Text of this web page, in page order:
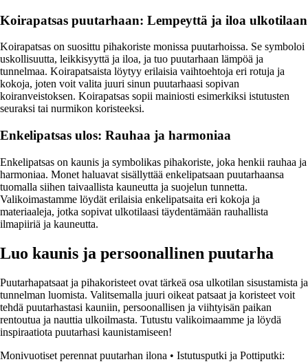
Koirapatsas puutarhaan: Lempeyttä ja iloa ulkotilaan
Koirapatsas on suosittu pihakoriste monissa puutarhoissa. Se symboloi
uskollisuutta, leikkisyyttä ja iloa, ja tuo puutarhaan lämpöä ja
tunnelmaa. Koirapatsaista löytyy erilaisia vaihtoehtoja eri rotuja ja
kokoja, joten voit valita juuri sinun puutarhaasi sopivan
koiranveistoksen. Koirapatsas sopii mainiosti esimerkiksi istutusten
seuraksi tai nurmikon koristeeksi.
Enkelipatsas ulos: Rauhaa ja harmoniaa
Enkelipatsas on kaunis ja symbolikas pihakoriste, joka henkii rauhaa ja
harmoniaa. Monet haluavat sisällyttää enkelipatsaan puutarhaansa
tuomalla siihen taivaallista kauneutta ja suojelun tunnetta.
Valikoimastamme löydät erilaisia enkelipatsaita eri kokoja ja
materiaaleja, jotka sopivat ulkotilaasi täydentämään rauhallista
ilmapiiriä ja kauneutta.
Luo kaunis ja persoonallinen puutarha
Puutarhapatsaat ja pihakoristeet ovat tärkeä osa ulkotilan sisustamista ja
tunnelman luomista. Valitsemalla juuri oikeat patsaat ja koristeet voit
tehdä puutarhastasi kauniin, persoonallisen ja viihtyisän paikan
rentoutua ja nauttia ulkoilmasta. Tutustu valikoimaamme ja löydä
inspiraatiota puutarhasi kaunistamiseen!
Monivuotiset perennat puutarhan ilona • Istutusputki ja Pottiputki: